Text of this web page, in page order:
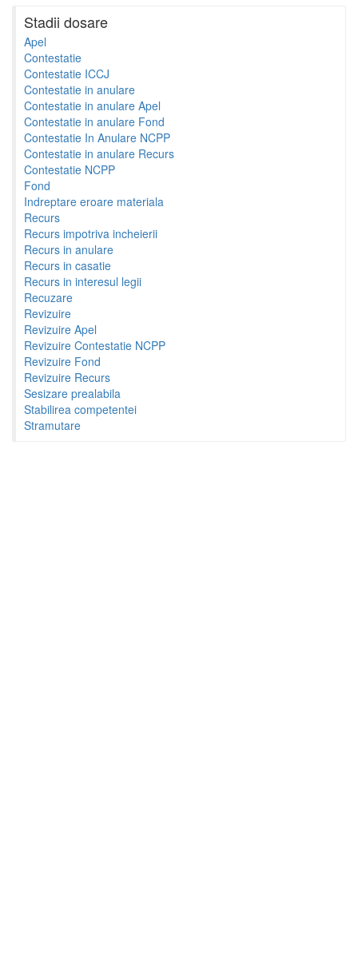
Stadii dosare
Apel
Contestatie
Contestatie ICCJ
Contestatie in anulare
Contestatie in anulare Apel
Contestatie in anulare Fond
Contestatie In Anulare NCPP
Contestatie in anulare Recurs
Contestatie NCPP
Fond
Indreptare eroare materiala
Recurs
Recurs impotriva incheierii
Recurs in anulare
Recurs in casatie
Recurs in interesul legii
Recuzare
Revizuire
Revizuire Apel
Revizuire Contestatie NCPP
Revizuire Fond
Revizuire Recurs
Sesizare prealabila
Stabilirea competentei
Stramutare